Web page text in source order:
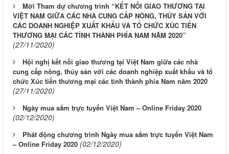
Mời Tham dự chương trình “KẾT NỐI GIAO THƯƠNG TẠI
VIỆT NAM GIỮA CÁC NHÀ CUNG CẤP NÔNG, THỦY SẢN VỚI
CÁC DOANH NGHIỆP XUẤT KHẨU VÀ TỔ CHỨC XÚC TIẾN
THƯƠNG MẠI CÁC TỈNH THÀNH PHÍA NAM NĂM 2020”
(27/11/2020)
Hội nghị kết nối giao thương tại Việt Nam giữa các nhà
cung cấp nông, thủy sản với các doanh nghiệp xuất khẩu và tổ
chức Xúc tiến thương mại các tỉnh thành phía Nam năm 2020
(27/11/2020)
Ngày mua sắm trực tuyến Việt Nam – Online Friday 2020
(02/12/2020)
Phát động chương trình Ngày mua sắm trực tuyến Việt Nam
– Online Friday 2020 (02/12/2020)